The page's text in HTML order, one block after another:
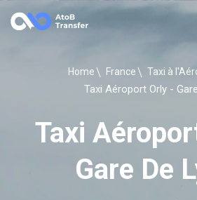
Home France Taxi à
Taxi
Gare De